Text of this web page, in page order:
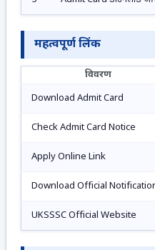
महत्वपूर्ण लिंक
विवरण
Download Admit Card
Check Admit Card Notice
Apply Online Link
Download Official
UKSSSC Official Website